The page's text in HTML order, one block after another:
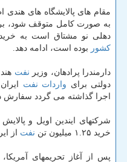
مقام های پالایشگاه های هندی
به صورت كامل متوقف شود، بر
دهلی نو مشتاق است به
كشور بوده است، ادامه دهد.
دارمندرا پرادهان، وزیر نفت
دولتی برای واردات نفت
اجرا گذاشته می گردد سفارش
شركتهای ایندین اویل و
خرید ۱.۲۵ میلیون تن
نفت از
پس از آغاز تحریمهای